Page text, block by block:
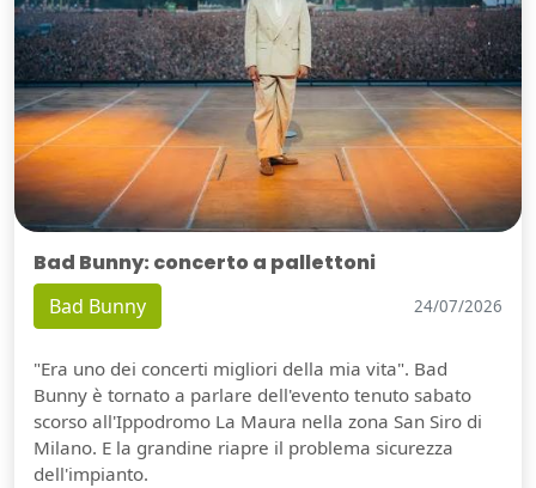
Bad Bunny: concerto a pallettoni
Bad Bunny 24/07/2026
"Era uno dei concerti migliori della mia vita". Bad
Bunny è tornato a parlare dell'evento tenuto sabato
scorso all'Ippodromo La Maura nella zona San Siro di
Milano. E la grandine riapre il problema sicurezza
dell'impianto.